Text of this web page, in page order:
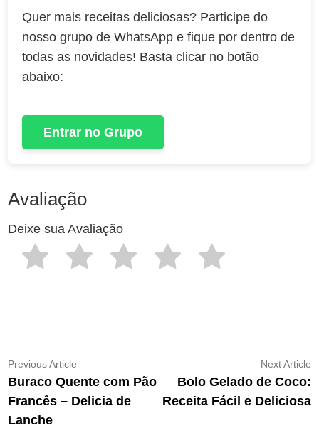
Quer mais receitas deliciosas? Participe do
nosso grupo de WhatsApp e fique por dentro de
todas as novidades! Basta clicar no botão
abaixo:
Entrar no Grupo
Avaliação
Deixe sua Avaliação
Navegação
de
Post
Previous Article
article:
Buraco Quente com Pão
Francês – Delicia de
Lanche
Next Article
Bolo Gelado de Coco:
Receita Fácil e Deliciosa